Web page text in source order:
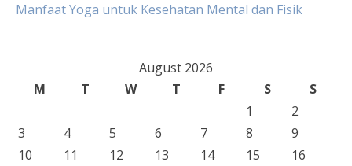
Manfaat Yoga untuk Kesehatan Mental dan Fisik
August 2026
M
T W T F S
S
1
2
3
4 5 6 7 8
9
10
11 12 13 14 15
16